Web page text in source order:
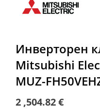
Инверторен
Mitsubishi
MUZ-
2 ,504.82€